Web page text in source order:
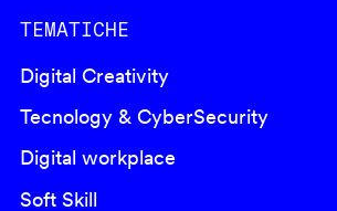
TEMATICHE
Digital Creativity
Tecnology & CyberSecurity
Digital workplace
Soft Skill